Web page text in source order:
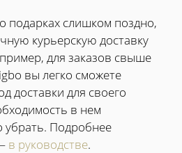
подарках слишком поздно,
курьерскую доставку
для заказов свыше
вы легко сможете
доставки для своего
в нем
убрать. Подробнее
в руководстве.